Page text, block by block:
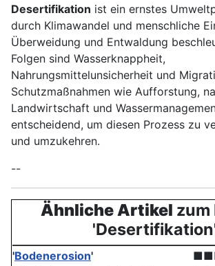
Desertifikation ist ein ernstes
durch Klimawandel und menschliche
Überweidung und Entwaldung
Folgen sind Wasserknappheit,
Nahrungsmittelunsicherheit und
Schutzmaßnahmen wie Aufforstung,
Landwirtschaft und
entscheidend, um diesen Prozess zu
und umzukehren.
--
Ähnliche Artikel
'Bodenerosion'